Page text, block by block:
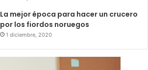
La mejor época para hacer un crucero
por los fiordos noruegos
1 diciembre, 2020